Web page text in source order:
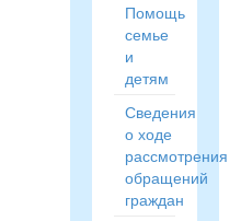
Помощь
семье
и
детям
Сведения
о ходе
рассмотрения
обращений
граждан